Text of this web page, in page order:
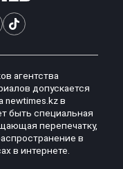
агентства
допускается
newtimes.kz в
быть специальная
перепечатку,
в
в интернете.